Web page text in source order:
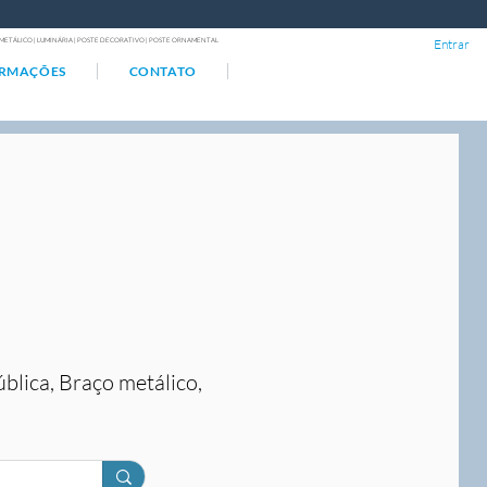
| LUMINÁRIA | POSTE DECORATIVO | POSTE ORNAMENTAL
CONTATO
Entrar
Braço metálico,